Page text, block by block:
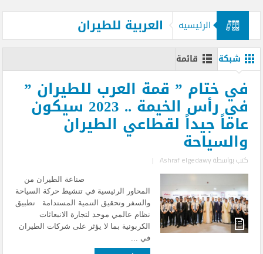
الرئيسيه العربية للطيران
شبكة قائمة
في ختام ” قمة العرب للطيران ”
في رأس الخيمة .. 2023 سيكون
عاماً جيداً لقطاعي الطيران
والسياحة
كتب بواسطةAshraf elgedawy
|
صناعة الطيران من
المحاور الرئيسية في تنشيط حركة السياحة
والسفر وتحقيق التنمية المستدامة تطبيق
نظام عالمي موحد لتجارة الانبعاثات
الكربونية بما لا يؤثر على شركات الطيران
في ...